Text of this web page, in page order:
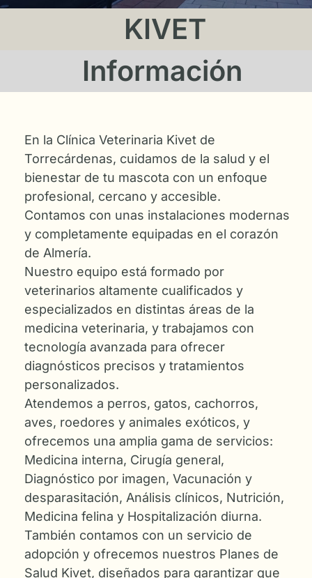
KIVET
Información
En la Clínica Veterinaria Kivet de
Torrecárdenas, cuidamos de la salud y el
bienestar de tu mascota con un enfoque
profesional, cercano y accesible.
Contamos con unas instalaciones modernas
y completamente equipadas en el corazón
de Almería.
Nuestro equipo está formado por
veterinarios altamente cualificados y
especializados en distintas áreas de la
medicina veterinaria, y trabajamos con
tecnología avanzada para ofrecer
diagnósticos precisos y tratamientos
personalizados.
Atendemos a perros, gatos, cachorros,
aves, roedores y animales exóticos, y
ofrecemos una amplia gama de servicios:
Medicina interna, Cirugía general,
Diagnóstico por imagen, Vacunación y
desparasitación, Análisis clínicos, Nutrición,
Medicina felina y Hospitalización diurna.
También contamos con un servicio de
adopción y ofrecemos nuestros Planes de
Salud Kivet, diseñados para garantizar que